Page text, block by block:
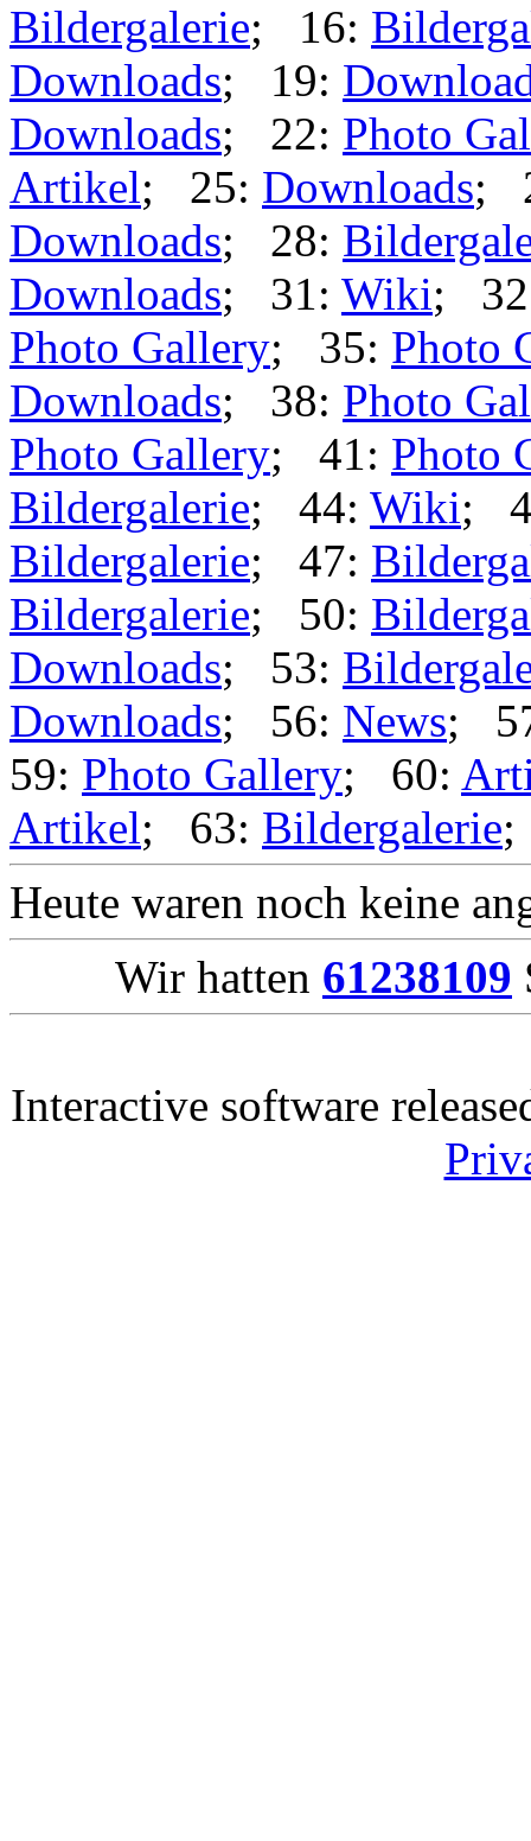
Bildergalerie; 16:
Downloads; 19:
Downloads; 22: Photo
Artikel; 25: Downloads;
Downloads; 28:
Downloads; 31: Wiki;
Photo Gallery; 35: Photo
Downloads; 38: Photo
Photo Gallery; 41: Photo
Bildergalerie; 44: Wiki;
Bildergalerie; 47:
Bildergalerie; 50:
Downloads; 53:
Downloads; 56: News;
59: Photo Gallery; 60:
Artikel; 63: Bildergalerie
Heute waren noch keine
Wir hatten 61238109
Interactive software